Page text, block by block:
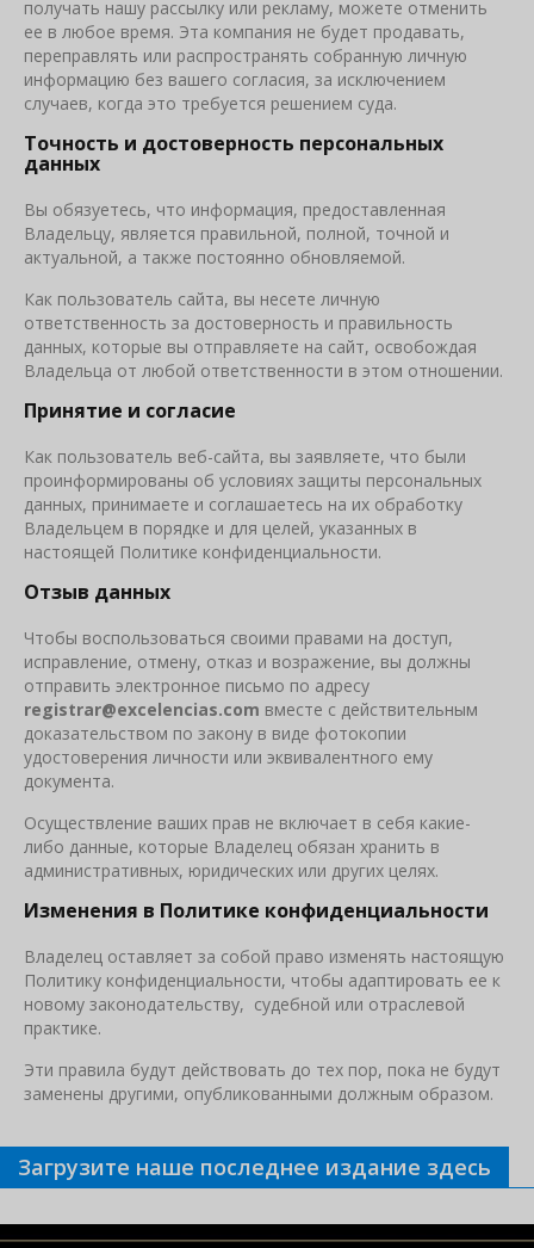
получать нашу рассылку или рекламу, можете отменить
ее в любое время. Эта компания не будет продавать,
переправлять или распространять собранную личную
информацию без вашего согласия, за исключением
случаев, когда это требуется решением суда.
Точность и достоверность персональных
данных
Вы обязуетесь, что информация, предоставленная
Владельцу, является правильной, полной, точной и
актуальной, а также постоянно обновляемой.
Как пользователь сайта, вы несете личную
ответственность за достоверность и правильность
данных, которые вы отправляете на сайт, освобождая
Владельца от любой ответственности в этом отношении.
Принятие и согласие
Как пользователь веб-сайта, вы заявляете, что были
проинформированы об условиях защиты персональных
данных, принимаете и соглашаетесь на их обработку
Владельцем в порядке и для целей, указанных в
настоящей Политике конфиденциальности.
Отзыв данных
Чтобы воспользоваться своими правами на доступ,
исправление, отмену, отказ и возражение, вы должны
отправить электронное письмо по адресу
registrar@excelencias.com вместе с действительным
доказательством по закону в виде фотокопии
удостоверения личности или эквивалентного ему
документа.
Осуществление ваших прав не включает в себя какие-
либо данные, которые Владелец обязан хранить в
административных, юридических или других целях.
Изменения в Политике конфиденциальности
Владелец оставляет за собой право изменять настоящую
Политику конфиденциальности, чтобы адаптировать ее к
новому законодательству, судебной или отраслевой
практике.
Эти правила будут действовать до тех пор, пока не будут
заменены другими, опубликованными должным образом.
Загрузите наше последнее издание здесь